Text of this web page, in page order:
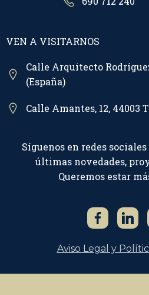
VEN A VISITARNOS
Calle Arquitecto
(España)
Calle Amantes, 12, 44003
Síguenos en redes
últimas novedades,
Queremos estar
Aviso Legal y